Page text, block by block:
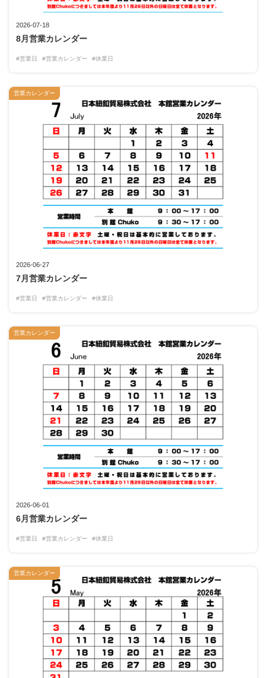
2026-07-18
8月営業カレンダー
#営業日 #営業カレンダー #休業日
2026-06-27
7月営業カレンダー
#営業日 #営業カレンダー #休業日
営業カレンダー
2026-06-01
6月営業カレンダー
#営業日 #営業カレンダー #休業日
営業カレンダー
営業カレンダー